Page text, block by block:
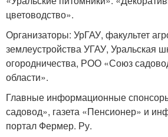
цветоводство».
Организаторы: УрГАУ, факультет
землеустройства УГАУ, Уральская
огородничества, РОО «Союз
области».
Главные информационные
садовод», газета «Пенсионер» и
портал Фермер. Ру.